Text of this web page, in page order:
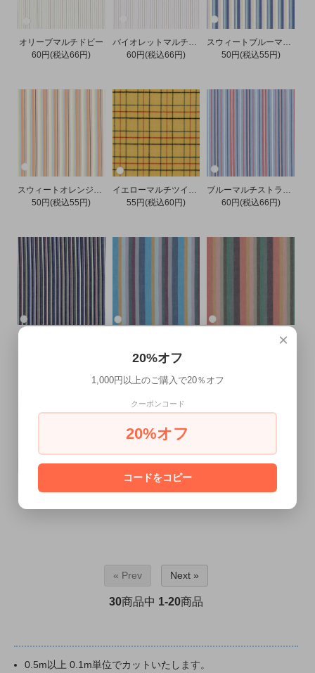
オリーブマルチドビー
60円(税込66円)
60円(税込66円)
50円(税込55円)
スウィートオレンジマルチツイルストライプ
50円(税込55円)
イエローマルチツイルチェック
55円(税込60円)
ブルーマルチストライプ
60円(税込66円)
SOLD OUT
サーモンソートマルチストライプ
« Prev Next »
30商品中 1-20商品
0.5m以上 0.1m単位でカットいたします。
×
20%オフ
1,000円以上のご購入で20％オフ
クーポンコード
20%オフ
コードをコピー